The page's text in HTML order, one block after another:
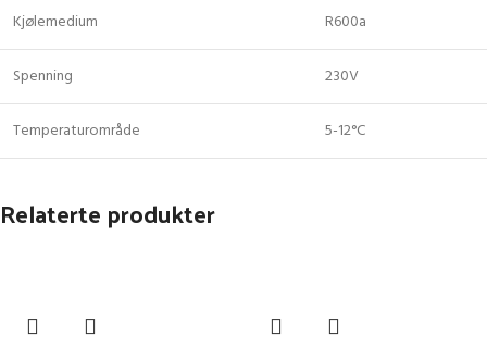
Kjølemedium R600a
Spenning 230V
Temperaturområde 5-12°C
Relaterte produkter